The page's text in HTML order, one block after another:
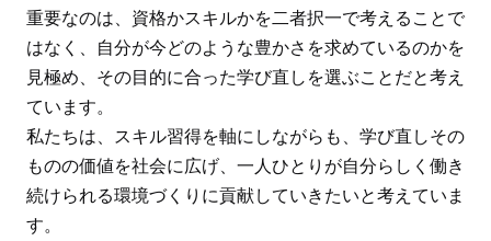
重要なのは、資格かスキルかを二者択一で考えることで
はなく、自分が今どのような豊かさを求めているのかを
見極め、その目的に合った学び直しを選ぶことだと考え
ています。
私たちは、スキル習得を軸にしながらも、学び直しその
ものの価値を社会に広げ、一人ひとりが自分らしく働き
続けられる環境づくりに貢献していきたいと考えていま
す。